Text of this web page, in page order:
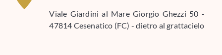
Viale Giardini al Mare Giorgio Ghezzi 50 -
47814 Cesenatico (FC) - dietro al grattacielo